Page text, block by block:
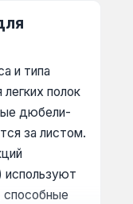
и типа
полок
дюбели-
за листом.
используют
способные